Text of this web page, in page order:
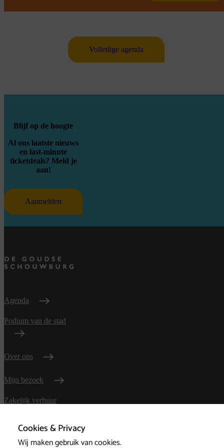
Cookies & Privacy
Wij maken gebruik van cookies.
Volledige agenda
Blijf op de hoogte
Al ons laatste nieuws
en last-minute
ticketdeals? Meld je
aan!
Aanmelden
Agenda
Podium van de stad
Over ons
Mijn bezoek
Zakelijk verhuur